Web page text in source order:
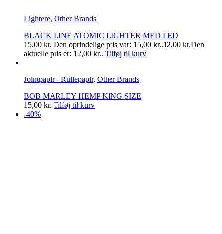
Lightere, Other Brands
BLACK LINE ATOMIC LIGHTER MED LED
15,00kr. Den oprindelige pris var: 15,00 kr..12,00 kr.Den
aktuelle pris er: 12,00 kr.. Tilføj til kurv
Jointpapir - Rullepapir, Other Brands
BOB MARLEY HEMP KING SIZE
15,00 kr. Tilføj til kurv
-40%